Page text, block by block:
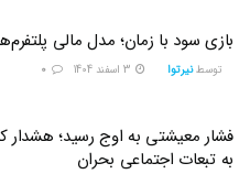
بازی سود با زمان؛ مدل مالی
توسط نیرتوا
فشار معیشتی به اوج رسید؛ هشدار
به تبعات اجتماعی بحران